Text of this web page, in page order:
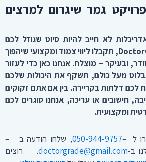
גמר שיגרום למרצים
לא חייב להיות סיוט שגוזל לכם
תקבלו ליווי צמוד ומקצועי שיהפוך
ובעיקר – מוצלח. אנחנו כאן כדי לעזור
מעל כולם, תשקף את היכולות שלכם
לכם דלתות בקריירה. בין אם אתם זקוקים
חישובים או עריכה, אנחנו סוגרים לכם
ומקצועית.
ל –050-944-9757, שלחו הודעה ב –
ב-doctorgrade@gmail.com. רוצים